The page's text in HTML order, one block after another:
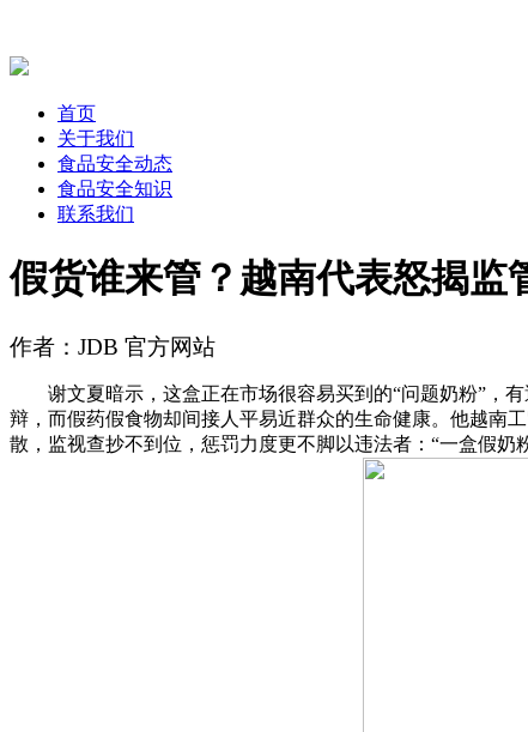
首页
关于我们
食品安全动态
食品安全知识
联系我们
假货谁来管？越南代表怒揭监
作者：JDB 官方网站
谢文夏暗示，这盒正在市场很容易买到的“问题奶粉”，有
辩，而假药假食物却间接人平易近群众的生命健康。他越南
散，监视查抄不到位，惩罚力度更不脚以违法者：“一盒假奶